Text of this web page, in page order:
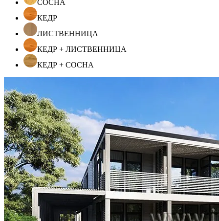
СОСНА
КЕДР
ЛИСТВЕННИЦА
КЕДР + ЛИСТВЕННИЦА
КЕДР + СОСНА